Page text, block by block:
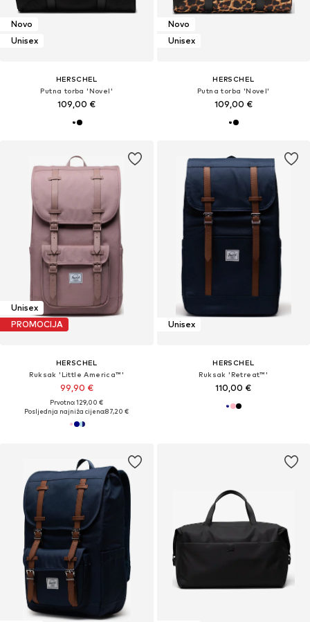
Novo
Unisex
HERSCHEL
Putna torba 'Novel'
109,00 €
Novo
Unisex
HERSCHEL
Putna torba 'Novel'
109,00 €
Unisex
PROMOCIJA
HERSCHEL
Ruksak 'Little America™'
99,90 €
Prvotno: 129,00 €
Posljednja najniža cijena:87,20 €
Unisex
HERSCHEL
Ruksak 'Retreat™'
110,00 €